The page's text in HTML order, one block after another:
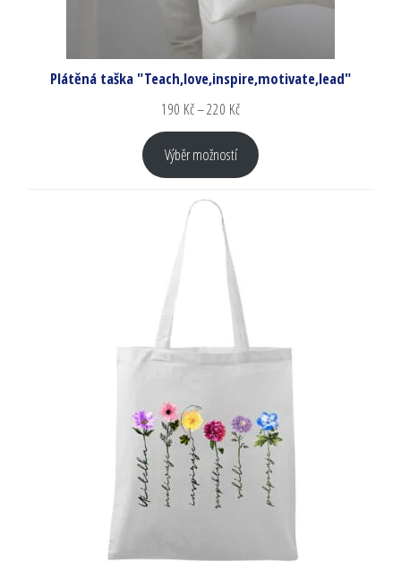
Plátěná taška "Teach,love,inspire,motivate,lead"
190 Kč–220 Kč
Výběr možností